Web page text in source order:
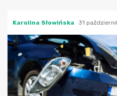
Karolina Słowińska 31